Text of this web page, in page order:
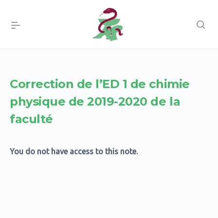
Correction de l’ED 1 de chimie
physique de 2019-2020 de la
faculté
You do not have access to this note.